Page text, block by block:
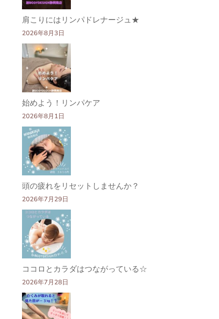
肩こりにはリンパドレナージュ★
2026年8月3日
始めよう！リンパケア
2026年8月1日
頭の疲れをリセットしませんか？
2026年7月29日
ココロとカラダはつながっている☆
2026年7月28日